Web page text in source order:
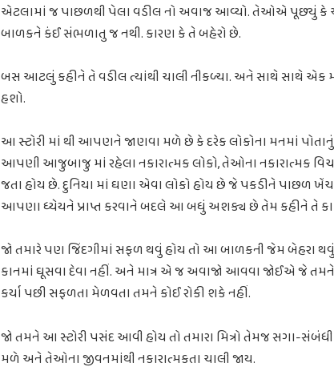
એટલામાં જ પાછળથી પેલા વડીલ નો અવાજ આવ્યો. તેઓએ પૂછ્યું કે એ
બાળકને કંઈ સંભળાતુ જ નથી. કારણ કે તે બહેરો છે.
બસ આટલું કહીને તે વડીલ ત્યાંથી ચાલી નીકળ્યા. અને સાથે સાથે
હશો.
આ સ્ટોરી માં થી આપણને જાણવા મળે છે કે દરેક લોકોના મનમાં પોતાનું
આપણી આજુબાજુ માં રહેલા નકારાત્મક લોકો, તેઓના નકારાત્મક
જતા હોય છે. દુનિયા માં ઘણા એવા લોકો હોય છે જે પકડીને પાછળ
આપણા ધ્યેયને પ્રાપ્ત કરવાને બદલે આ બધું અશક્ય છે તેમ કહીને તે કામ
જો તમારે પણ જિંદગીમાં સફળ થવું હોય તો આ બાળકની જેમ બેહરા થવું
કાનમાં ઘૂસવા દેવા નહીં. અને માત્ર એ જ અવાજો આવવા જોઈએ જે
કર્યા પછી સફળતા મેળવતા તમને કોઈ રોકી શકે નહીં.
જો તમને આ સ્ટોરી પસંદ આવી હોય તો તમારા મિત્રો તેમજ સગા-
મળે અને તેઓના જીવનમાંથી નકારાત્મકતા ચાલી જાય.